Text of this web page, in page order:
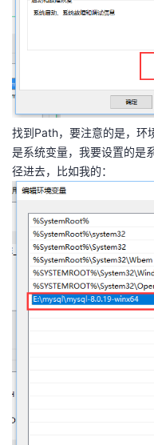
找到Path，要注意的是，环
是系统变量，我要设置的是
径进去，比如我的：